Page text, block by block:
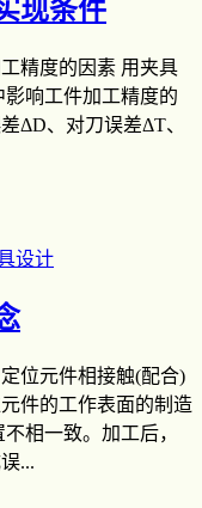
现条件
精度的因素 用夹具
响工件加工精度的
ΔD、对刀误差ΔT、
设计
位元件相接触(配合)
件的工作表面的制造
相一致。加工后，
...